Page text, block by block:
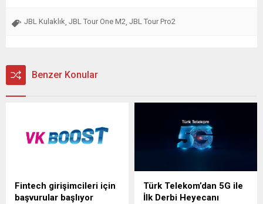
JBL Kulaklık JBL Tour One M2 JBL Tour Pro2
Benzer Konular
Fintech girişimcileri için
başvurular başlıyor
Türk Telekom’dan 5G ile
İlk Derbi Heyecanı